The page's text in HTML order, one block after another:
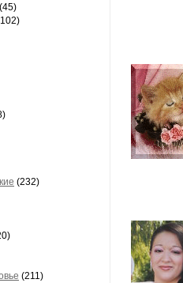
(45)
(232)
(211)